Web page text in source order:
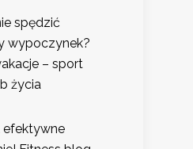
spędzić
wypoczynek?
– sport
życia
efektywne